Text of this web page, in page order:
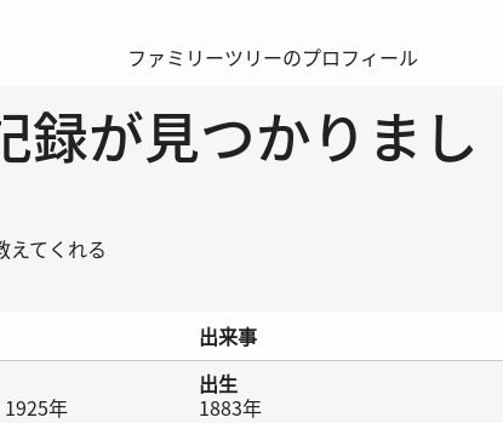
ファミリーツリーのプロフィール
録が見つかりまし
えてくれる
出来事
年
出生
1883年